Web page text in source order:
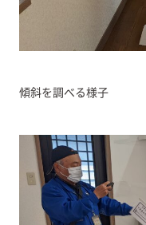
傾斜を調べる様子